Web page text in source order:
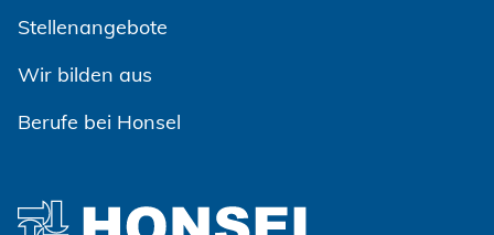
Stellenangebote
Wir bilden aus
Berufe bei Honsel